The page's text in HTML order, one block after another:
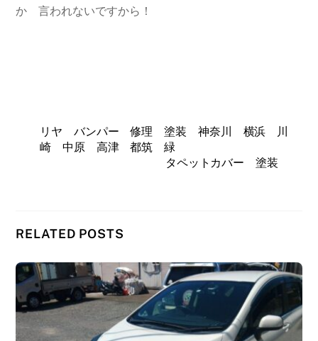
か 言われないですから！
リヤ バンパー 修理 塗装 神奈川 横浜 川
崎 中原 高津 都筑 緑
タペットカバー 塗装
RELATED POSTS